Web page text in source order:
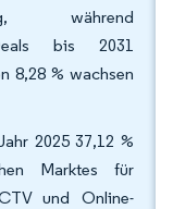
während
bis 2031
8,28 % wachsen
2025 37,12 %
Marktes für
und Online-